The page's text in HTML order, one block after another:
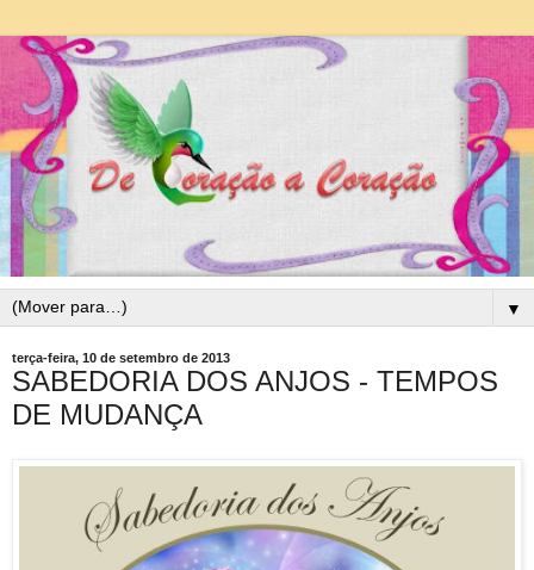
▼
terça-feira, 10 de setembro de 2013
SABEDORIA DOS ANJOS - TEMPOS
DE MUDANÇA